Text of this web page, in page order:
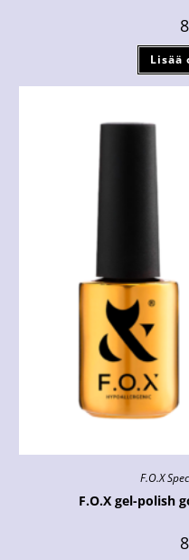
Lisää
F.O.X
F.O.X gel-polish